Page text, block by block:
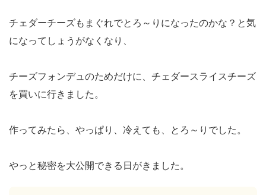
チェダーチーズもまぐれでとろ～りになったのかな？と気
になってしょうがなくなり、
チーズフォンデュのためだけに、チェダースライスチーズ
を買いに行きました。
作ってみたら、やっぱり、冷えても、とろ～りでした。
やっと秘密を大公開できる日がきました。